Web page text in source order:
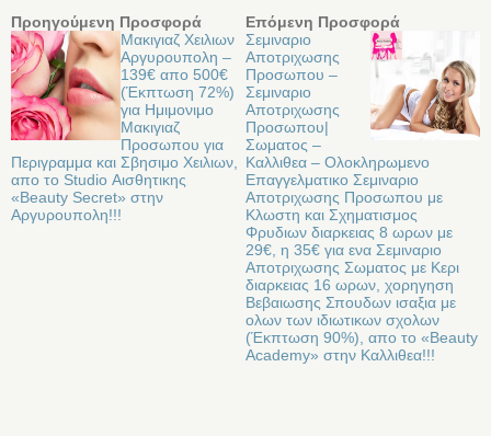
Προηγούμενη Προσφορά
Μακιγιαζ Χειλιων
Αργυρουπολη –
139€ απο 500€
(Έκπτωση 72%)
για Ημιμονιμο
Μακιγιαζ
Προσωπου για
Περιγραμμα και Σβησιμο Χειλιων,
απο το Studio Αισθητικης
«Beauty Secret» στην
Αργυρουπολη!!!
Επόμενη Προσφορά
Σεμιναριο
Αποτριχωσης
Προσωπου –
Σεμιναριο
Αποτριχωσης
Προσωπου|
Σωματος –
Καλλιθεα – Ολοκληρωμενο
Επαγγελματικο Σεμιναριο
Αποτριχωσης Προσωπου με
Κλωστη και Σχηματισμος
Φρυδιων διαρκειας 8 ωρων με
29€, η 35€ για ενα Σεμιναριο
Αποτριχωσης Σωματος με Κερι
διαρκειας 16 ωρων, χορηγηση
Βεβαιωσης Σπουδων ισαξια με
ολων των ιδιωτικων σχολων
(Έκπτωση 90%), απο το «Beauty
Academy» στην Καλλιθεα!!!